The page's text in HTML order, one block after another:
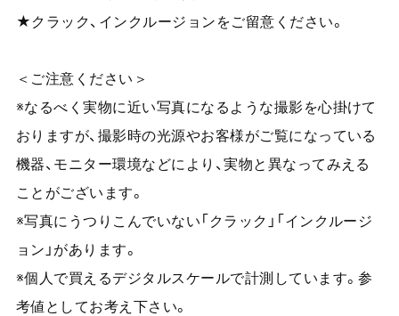
★クラック、インクルージョンをご留意ください。
＜ご注意ください＞
※なるべく実物に近い写真になるような撮影を心掛けて
おりますが、撮影時の光源やお客様がご覧になっている
機器、モニター環境などにより、実物と異なってみえる
ことがございます。
※写真にうつりこんでいない「クラック」「インクルージ
ョン」があります。
※個人で買えるデジタルスケールで計測しています。参
考値としてお考え下さい。